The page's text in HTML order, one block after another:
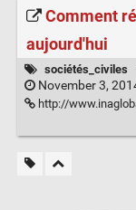
Comment
aujourd'hui
sociétés_civiles
November 3,
http://www.inaglobal.fr/